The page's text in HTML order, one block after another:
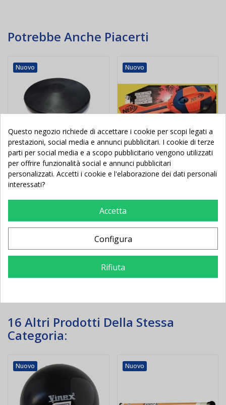
Potrebbe Anche Piacerti
Nuovo
Lancio del disco in
gomma da allenamento
Nuovo
VORTEX in gomma
16 Altri Prodotti Della Stessa
Categoria:
Nuovo Nuovo
Questo negozio richiede di accettare i cookie per scopi legati a
prestazioni, social media e annunci pubblicitari. I cookie di terze
parti per social media e a scopo pubblicitario vengono utilizzati
per offrire funzionalità social e annunci pubblicitari
personalizzati. Accetti i cookie e l'elaborazione dei dati personali
interessati?
Accetta
Configura
Rifiuta